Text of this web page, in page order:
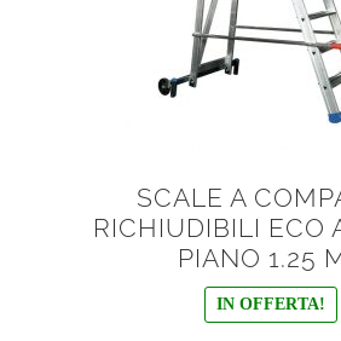
SCALE A
RICHIUDIBILI ECO
PIANO 1.25
IN OFFERTA!